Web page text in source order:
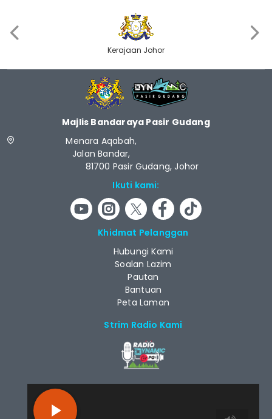
Kerajaan Johor
Majlis Bandaraya Pasir Gudang
Menara Aqabah,
Jalan Bandar,
81700 Pasir Gudang, Johor
Ikuti kami:
Khidmat Pelanggan
Hubungi Kami
Soalan Lazim
Pautan
Bantuan
Peta Laman
Strim Radio Kami